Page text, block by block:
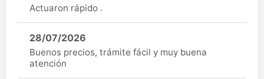
Actuaron rápido .
28/07/2026
Buenos precios, trámite fácil y muy buena
atención